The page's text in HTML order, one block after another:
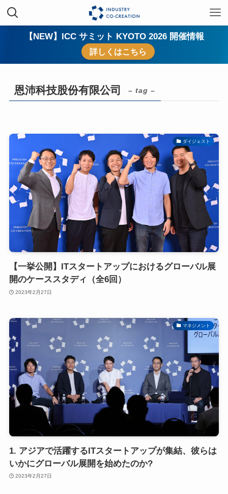
【NEW】ICC サミット KYOTO 2026 開催情報
詳しくはこちら
恩沛科技股份有限公司 – tag –
ダイジェスト
【一挙公開】ITスタートアップにおけるグローバル展
開のケーススタディ（全6回）
2023年2月27日
マネジメント
1. アジアで活躍するITスタートアップが集結、彼らは
いかにグローバル展開を始めたのか?
2023年2月27日